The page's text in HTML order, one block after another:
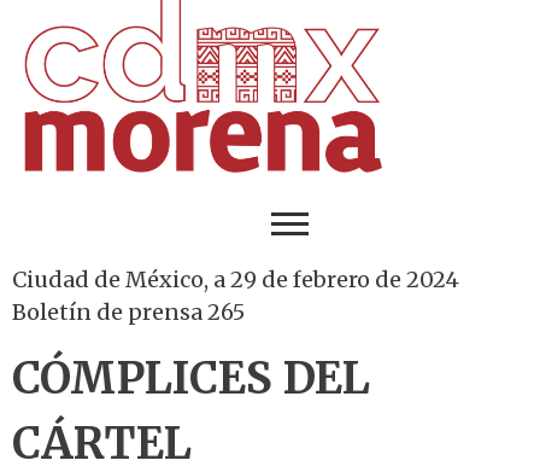
Ciudad de México, a 29 de febrero de 2024
Boletín de prensa 265
CÓMPLICES DEL
CÁRTEL